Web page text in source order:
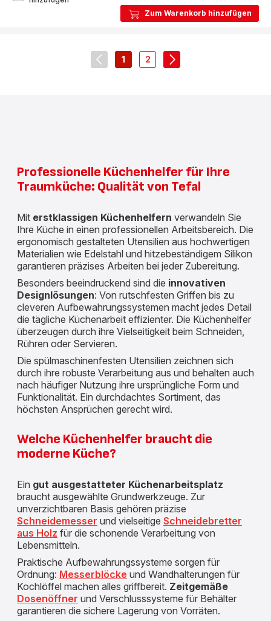
Zum Warenkorb hinzufügen
navigation.pagination.actions.prev
1-
2
-
Professionelle Küchenhelfer für Ihre
Traumküche: Qualität von Tefal
Mit erstklassigen Küchenhelfern verwandeln Sie
Ihre Küche in einen professionellen Arbeitsbereich. Die
ergonomisch gestalteten Utensilien aus hochwertigen
Materialien wie Edelstahl und hitzebeständigem Silikon
garantieren präzises Arbeiten bei jeder Zubereitung.
Besonders beeindruckend sind die innovativen
Designlösungen: Von rutschfesten Griffen bis zu
cleveren Aufbewahrungssystemen macht jedes Detail
die tägliche Küchenarbeit effizienter. Die Küchenhelfer
überzeugen durch ihre Vielseitigkeit beim Schneiden,
Rühren oder Servieren.
Die spülmaschinenfesten Utensilien zeichnen sich
durch ihre robuste Verarbeitung aus und behalten auch
nach häufiger Nutzung ihre ursprüngliche Form und
Funktionalität. Ein durchdachtes Sortiment, das
höchsten Ansprüchen gerecht wird.
Welche Küchenhelfer braucht die
moderne Küche?
Ein gut ausgestatteter Küchenarbeitsplatz
braucht ausgewählte Grundwerkzeuge. Zur
unverzichtbaren Basis gehören präzise
Schneidemesser und vielseitige Schneidebretter
aus Holz für die schonende Verarbeitung von
Lebensmitteln.
Praktische Aufbewahrungssysteme sorgen für
Ordnung: Messerblöcke und Wandhalterungen für
Kochlöffel machen alles griffbereit. Zeitgemäße
Dosenöffner und Verschlusssysteme für Behälter
garantieren die sichere Lagerung von Vorräten.